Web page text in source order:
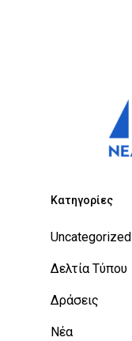
Kατηγορίες
Uncategorized
Δελτία Τύπου
Δράσεις
Νέα